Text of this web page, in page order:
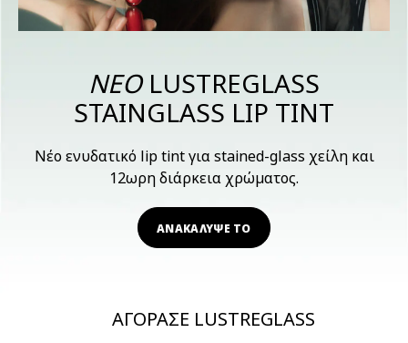
ΝΕΟLUSTREGLASS
STAINGLASS LIP TINT
Νέο ενυδατικό lip tint για stained-glass χείλη και
12ωρη διάρκεια χρώματος.
ΑΝΑΚΑΛΥΨΕ ΤΟ
ΑΓΟΡΑΣΕ LUSTREGLASS